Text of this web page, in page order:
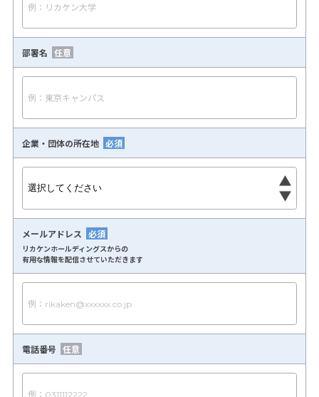
部署名
企業・団体の所在地
メールアドレス
リカケンホールディングスからの
有用な情報を配信させていただきます
電話番号